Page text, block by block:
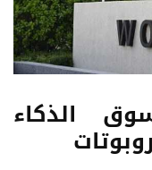
الذكاء